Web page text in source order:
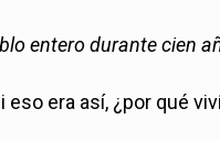
entero durante cien
era así, ¿por qué